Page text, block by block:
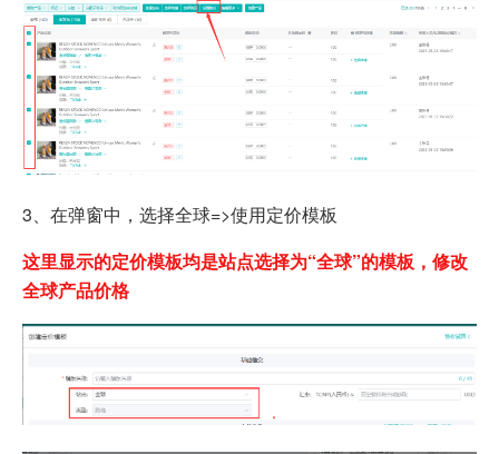
3、 在弹窗中，选择全球=>使用定价模板
这里显示的定价模板均是站点选择为“全球”的模板，修改
全球产品价格